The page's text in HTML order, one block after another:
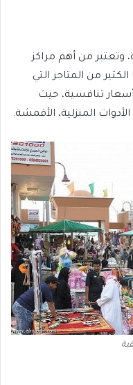
وتعتبر من أهم مراكز
من المتاجر التي
تنافسية، حيث
المنزلية، الأقمشة.